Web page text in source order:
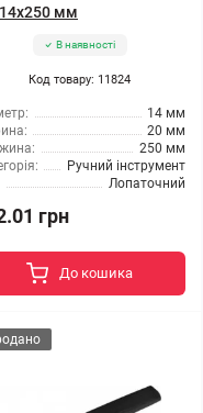
мм
В наявності
Код товару: 11824
14 мм
20 мм
250 мм
Ручний інструмент
Лопаточний
грн
До кошика